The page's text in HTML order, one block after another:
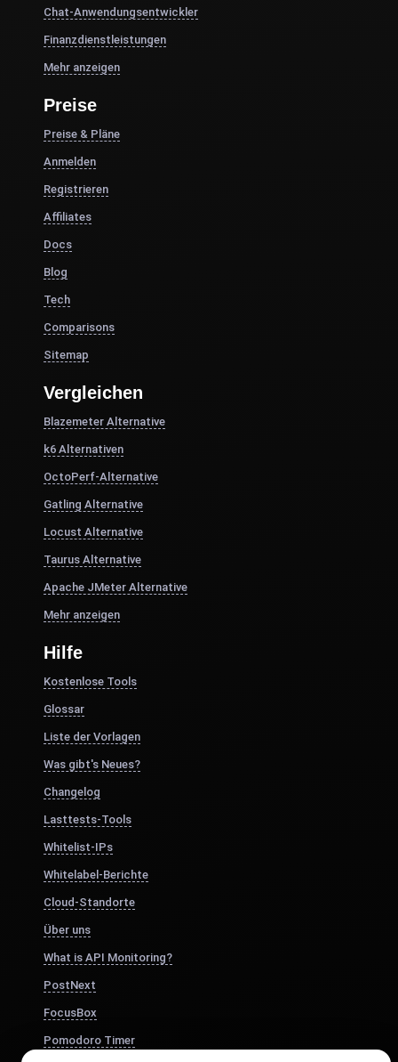
Chat-Anwendungsentwickler
Finanzdienstleistungen
Mehr anzeigen
Preise
Preise & Pläne
Anmelden
Registrieren
Affiliates
Docs
Blog
Tech
Comparisons
Sitemap
Vergleichen
Blazemeter Alternative
k6 Alternativen
OctoPerf-Alternative
Gatling Alternative
Locust Alternative
Taurus Alternative
Apache JMeter Alternative
Mehr anzeigen
Hilfe
Kostenlose Tools
Glossar
Liste der Vorlagen
Was gibt's Neues?
Changelog
Lasttests-Tools
Whitelist-IPs
Whitelabel-Berichte
Cloud-Standorte
Über uns
What is API Monitoring?
PostNext
FocusBox
Pomodoro Timer